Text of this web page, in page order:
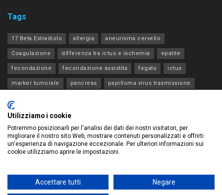
Tags
17 Beta Estradiolo allergia aneurisma cervello
Coagulazione differenza tra ictus e ischemia epatite
fecondazione fecondazione assistita fegato ictus
marker tumorale pancreas papilloma virus trasmissione
transaminasi
© 2023 Development byWe Blink DesignQuesto sito contribuisce
Utilizziamo i cookie
Potremmo posizionarli per l'analisi dei dati dei nostri visitatori, per
migliorare il nostro sito Web, mostrare contenuti personalizzati e offrirti
un'esperienza di navigazione eccezionale. Per ulteriori informazioni sui
cookie utilizziamo aprire le impostazioni.
Accettare tutti Negare